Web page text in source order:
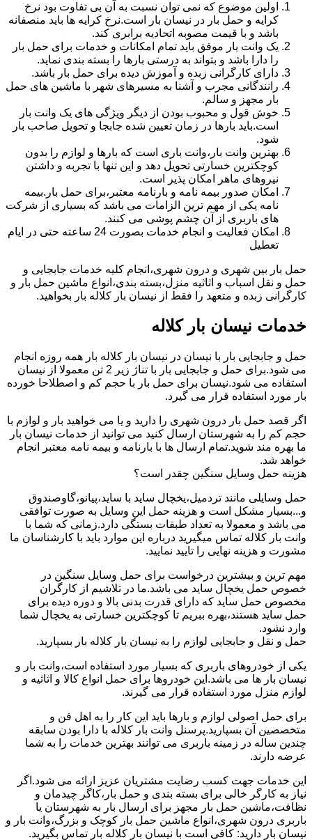
اولین موضوع که نمی توان نسبت به آن بی تفاوت بود نرخ
کرایه و حمل بار در نیسان بار است.نرخ کرایه ها باید منصفانه
باشد و با قیمت مصوبه اتحادیه برابری کند.
یک وانت بار موفق باید تمام امکانات و خدمات برای حمل بار
را دارا باشد و بتواند به درستی بارها را بسته بندی نماید.
دارای کارگرانی زبده و آموزش دیده برای حمل بار باشد.
رانندگانی مجرب و آشنا به مسیرهای شهر با ماشین های حمل
بار مجهز و سالم.
خوش قول و محبوب بودن از دیگر ویژگی های یک وانت بار
است.باید بارها در زمان تعیین شده جابجا و تحویل صاحب بار
شود.
بهترین وانت بار،وانت باری است که بارها و لوازم را بدون
کوچکترین خسارتی تحویل دهد و این تنها با تجربه و داشتن
نیروهای ماهر امکان پذیر است.
امکان صدور بیمه نامه و بارنامه معتبر،برای حمل بار.بیمه
نامه یکی از مهم ترین الزامات می باشد که بسیاری از شرکت
های باربری از آن چشم پوشی می کنند.
امکان فعالیت و انجام خدمات بصورت 24 ساعته حتی در ایام
تعطیل
حمل بار بین شهری و درون شهری،انجام کلیه خدمات جابجایی و
حمل و نقل اسباب و اثاثیه منزل،بسته بندی،انواع ماشین حمل بار و
کارگرانی زبده و متعهد را فقط از نیسان بار کلاله بار بخواهید.
خدمات نیسان بار کلاله
حمل و جابجایی بار با نیسان در نیسان بار کلاله بار همه روزه انجام
می شود.برای حمل و جابجایی بار با تناژ زیر 2 تن معمولا از نیسان
استفاده می شود.نیسان برای حمل بار با حجم کم و اصطلاحا خورده
بار مورد استفاده قرار می گیرد.
اگر قصد حمل بار درون شهری را دارید و یا می خواهید بار و لوازم با
حجم کم را به شهرستان ارسال کنید می توانید از خدمات نیسان بار
ما بهره مند شوید.تمام ارسال ها با بارنامه و بیمه نامه معتبر انجام
خواهد شد.
هزینه حمل وسایل سنگین چقدر است؟
حمل وسایلی مانند تردمیل،یخچال ساید با ساید،پیانو،گاوصندوق
و...بسیار مشکل است و هزینه حمل این وسایل به صورت توافقی
می باشد و معمولا به تعداد طبقات بستگی دارد.زمانی که شما با
وانت بار کلاله تماس میگیرید درباره این موارد باید با کارشناسان ما
مشورت و هزینه نهایی را تایید نمایید.
مهم ترین و بیشترین درخواست برای حمل وسایل سنگین در
خصوص حمل یخچال ساید می باشد.ما در تلاشیم از کارگران
مخصوص حمل ساید که دارای قدرت بدنی بالا و دوره دیده برای
حمل ساید هستند،بهره ببریم تا کوچکترین خسارتی به یخچال شما
وارد نشود.
حمل و نقل و جابجایی لوازم را به نیسان بار کلاله بار بسپارید.
یکی از خودروهای باربری که بسیار مورد استفاده است،وانت بار و
نیسان بار ها می باشد.این خودروها برای حمل انواع کالا و اثاثیه و
لوازم منزل مورد استفاده قرار می گیرند.
برای حمل اصولی لوازم و بارها باید این کار را به اهل فن و
متخصصین آن بسپارید.پرسنل وانت بار کلاله با دارا بودن سابقه
چندین ساله در زمینه باربری می توانند بهترین خدمات را به شما
عرضه دارند.
این خدمات جهت کسب رضایت مشتریان عزیز ارائه می شود.اگر
نیاز به کارگر خالی برای بسته بندی و حمل بار،کاگر چیدمان و
نظافت،ماشین حمل بار مجهز برای ارسال بار به شهرستان یا
باربری درون شهری،انواع ماشین حمل بار کوچک و بزرگ،وانت بار و
نیسان بار دارید: کافی است با نیسان بار کلاله بار تماس بگیرید.